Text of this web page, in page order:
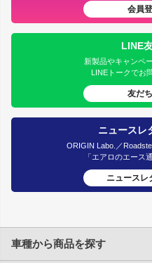
会員
LINE
新製品やキャンペ
LINEトークでお
友だ
ニュースレ
ORIGIN Labo.／
「エアロのエース
ニュースレ
車種から商品を探す